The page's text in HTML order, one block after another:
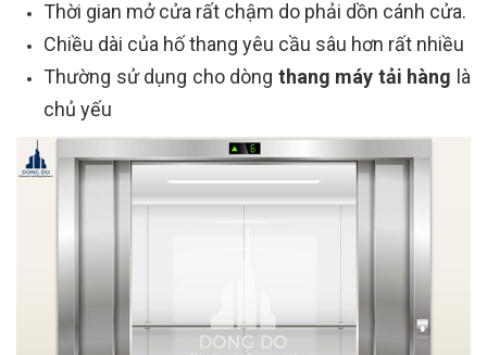
Thời gian mở cửa rất chậm do phải dồn cánh cửa.
Chiều dài của hố thang yêu cầu sâu hơn rất nhiều
Thường sử dụng cho dòng thang máy tải hàng là
chủ yếu